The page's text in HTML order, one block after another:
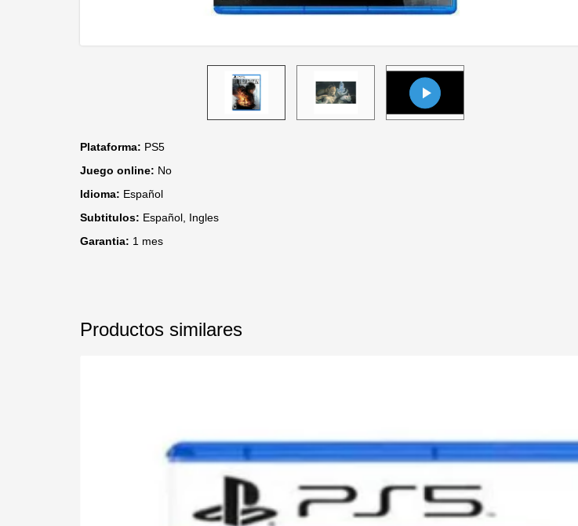
Plataforma: PS5
Juego online: No
Idioma: Español
Subtitulos: Español, Ingles
Garantia: 1 mes
Productos similares